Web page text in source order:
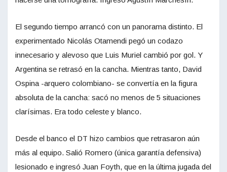
El segundo tiempo arrancó con un panorama distinto. El
experimentado Nicolás Otamendi pegó un codazo
innecesario y alevoso que Luis Muriel cambió por gol. Y
Argentina se retrasó en la cancha. Mientras tanto, David
Ospina -arquero colombiano- se convertía en la figura
absoluta de la cancha: sacó no menos de 5 situaciones
clarísimas. Era todo celeste y blanco.
Desde el banco el DT hizo cambios que retrasaron aún
más al equipo. Salió Romero (única garantía defensiva)
lesionado e ingresó Juan Foyth, que en la última jugada del